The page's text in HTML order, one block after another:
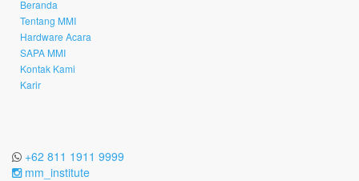
Beranda
Tentang MMI
Hardware Acara
SAPA MMI
Kontak Kami
Karir
+62 811 1911 9999
mm_institute